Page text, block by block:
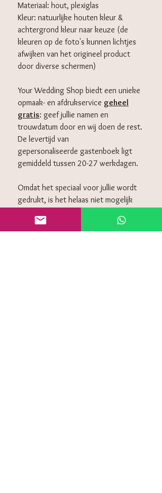
Materiaal: hout, plexiglas
Kleur: natuurlijke houten kleur &
achtergrond kleur naar keuze (de
kleuren op de foto's kunnen lichtjes
afwijken van het origineel product
door diverse schermen)
Your Wedding Shop biedt een unieke
opmaak- en afdrukservice geheel
gratis: geef jullie namen en
trouwdatum door en wij doen de rest.
De levertijd van
gepersonaliseerde gastenboek ligt
gemiddeld tussen 20-27 werkdagen.
Omdat het speciaal voor jullie wordt
gedrukt, is het helaas niet mogelijk